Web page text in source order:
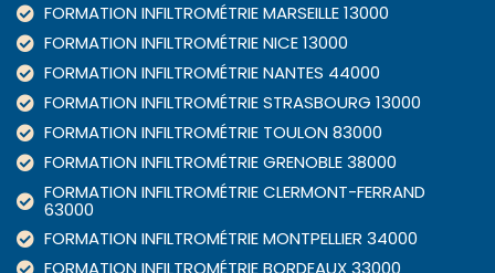
FORMATION INFILTROMÉTRIE MARSEILLE 13000
FORMATION INFILTROMÉTRIE NICE 13000
FORMATION INFILTROMÉTRIE NANTES 44000
FORMATION INFILTROMÉTRIE STRASBOURG 13000
FORMATION INFILTROMÉTRIE TOULON 83000
FORMATION INFILTROMÉTRIE GRENOBLE 38000
FORMATION INFILTROMÉTRIE CLERMONT-FERRAND
63000
FORMATION INFILTROMÉTRIE MONTPELLIER 34000
FORMATION INFILTROMÉTRIE BORDEAUX 33000